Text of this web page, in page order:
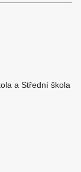
a Střední škola